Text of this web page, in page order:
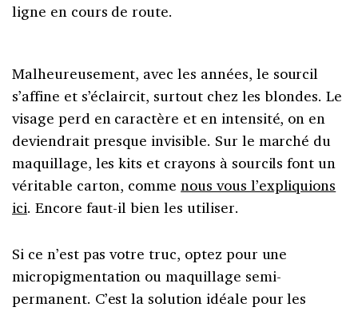
ligne en cours de route.
Malheureusement, avec les années, le sourcil
s’affine et s’éclaircit, surtout chez les blondes. Le
visage perd en caractère et en intensité, on en
deviendrait presque invisible. Sur le marché du
maquillage, les kits et crayons à sourcils font un
véritable carton, commenous vous l’expliquions
ici. Encore faut-il bien les utiliser.
Si ce n’est pas votre truc, optez pour une
micropigmentation ou maquillage semi-
permanent. C’est la solution idéale pour les